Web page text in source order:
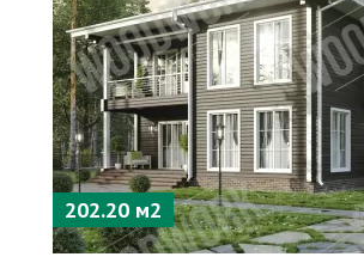
202.20 м2